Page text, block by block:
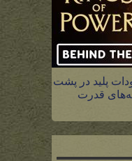
پلید در پشت
قدرت